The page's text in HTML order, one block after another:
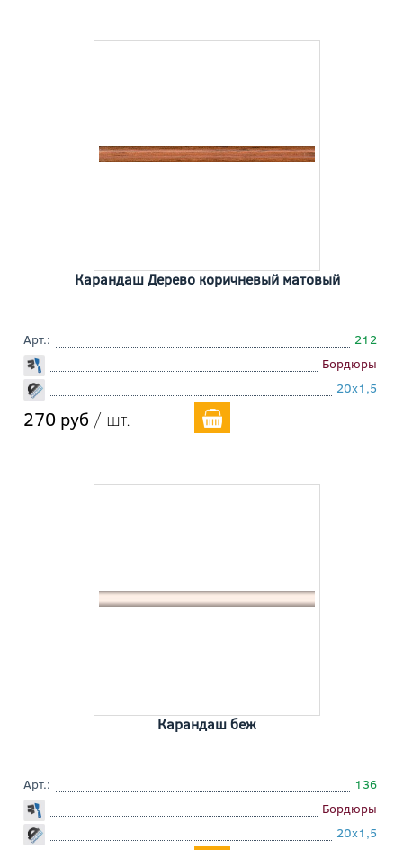
Карандаш Дерево коричневый матовый
Арт.:
212
Бордюры
20x1,5
270 руб / шт.
Карандаш беж
Арт.:
136
Бордюры
20x1,5